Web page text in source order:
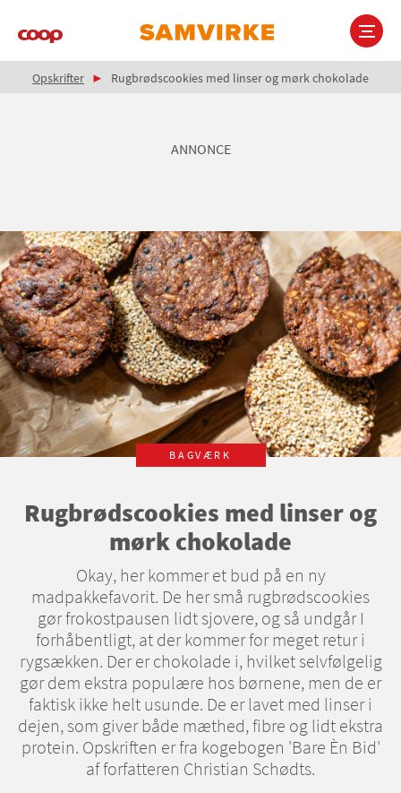
Main
Brødkrumme
Opskrifter Rugbrødscookies med linser og mørk chokolade
ANNONCE
BAGVÆRK
Rugbrødscookies med linser og
mørk chokolade
Okay, her kommer et bud på en ny
madpakkefavorit. De her små rugbrødscookies
gør frokostpausen lidt sjovere, og så undgår I
forhåbentligt, at der kommer for meget retur i
rygsækken. Der er chokolade i, hvilket selvfølgelig
gør dem ekstra populære hos børnene, men de er
faktisk ikke helt usunde. De er lavet med linser i
dejen, som giver både mæthed, fibre og lidt ekstra
protein. Opskriften er fra kogebogen 'Bare Èn Bid'
af forfatteren Christian Schødts.